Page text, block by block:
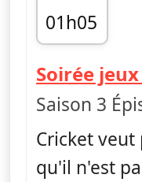
01h05
fin 01h25
Soirée
Saison 3
Cricket
qu'il n'est